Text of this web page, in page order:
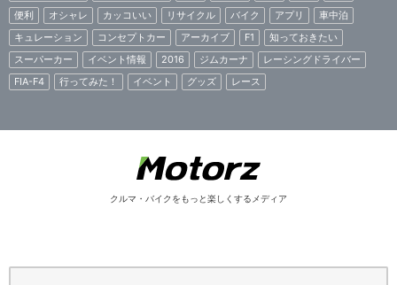
便利
オシャレ カッコいい リサイクル バイク アプリ
車中泊
キュレーション
コンセプトカー アーカイブ F1
知っておきたい
スーパーカー
イベント情報 2016 ジムカーナ
レーシングドライバー
FIA-F4
行ってみた！ イベント グッズ レース
クルマ・バイクをもっと楽しくするメディア